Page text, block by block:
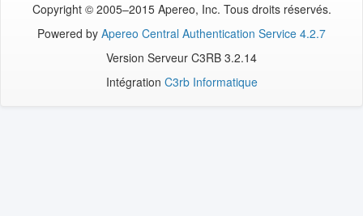
Copyright © 2005–2015 Apereo, Inc. Tous droits réservés.
Powered by Apereo Central Authentication Service 4.2.7
Version Serveur C3RB 3.2.14
Intégration C3rb Informatique